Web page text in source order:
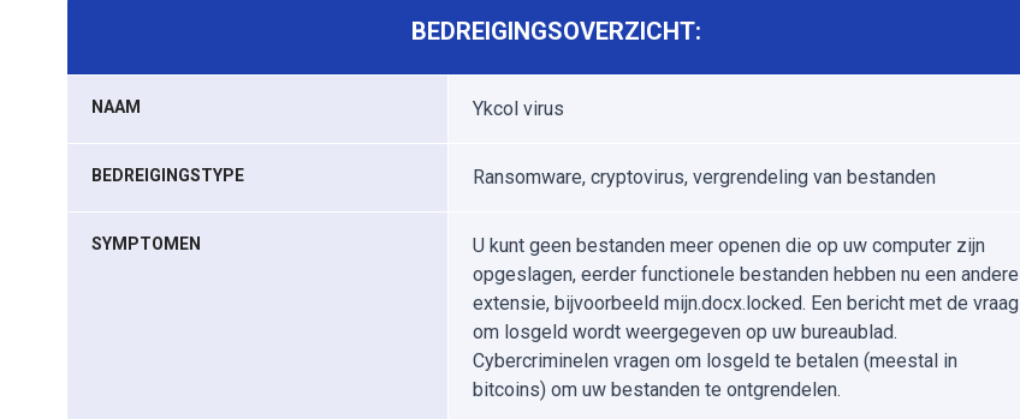
BEDREIGINGSOVERZICHT:
NAAM Ykcol virus
BEDREIGINGSTYPE Ransomware, cryptovirus, vergrendeling van bestanden
SYMPTOMEN
U kunt geen bestanden meer openen die op uw computer zijn
opgeslagen, eerder functionele bestanden hebben nu een andere
extensie, bijvoorbeeld mijn.docx.locked. Een bericht met de vraag
om losgeld wordt weergegeven op uw bureaublad.
Cybercriminelen vragen om losgeld te betalen (meestal in
bitcoins) om uw bestanden te ontgrendelen.